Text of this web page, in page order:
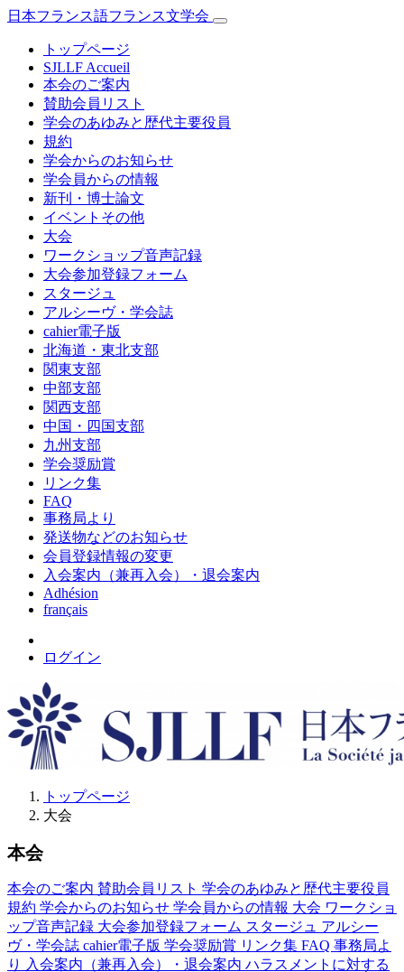
日本フランス語フランス文学会
トップページ
SJLLF Accueil
本会のご案内
賛助会員リスト
学会のあゆみと歴代主要役員
規約
学会からのお知らせ
学会員からの情報
新刊・博士論文
イベントその他
大会
ワークショップ音声記録
大会参加登録フォーム
スタージュ
アルシーヴ・学会誌
cahier電子版
北海道・東北支部
関東支部
中部支部
関西支部
中国・四国支部
九州支部
学会奨励賞
リンク集
FAQ
事務局より
発送物などのお知らせ
会員登録情報の変更
入会案内（兼再入会）・退会案内
Adhésion
français
ログイン
トップページ
大会
本会
本会のご案内 賛助会員リスト 学会のあゆみと歴代主要役員
規約 学会からのお知らせ 学会員からの情報 大会 ワークショ
ップ音声記録 大会参加登録フォーム スタージュ アルシー
ヴ・学会誌 cahier電子版 学会奨励賞 リンク集 FAQ 事務局よ
り
入会案内（兼再入会）・退会案内 ハラスメントに対する